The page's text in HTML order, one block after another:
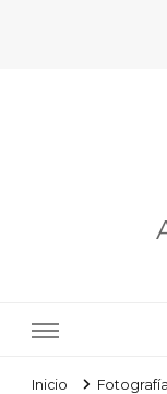
Inicio Fotografía